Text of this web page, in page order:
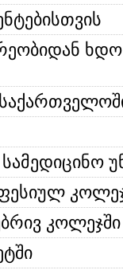
კოლეჯში